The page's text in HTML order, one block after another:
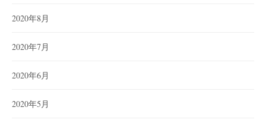
2020年8月
2020年7月
2020年6月
2020年5月